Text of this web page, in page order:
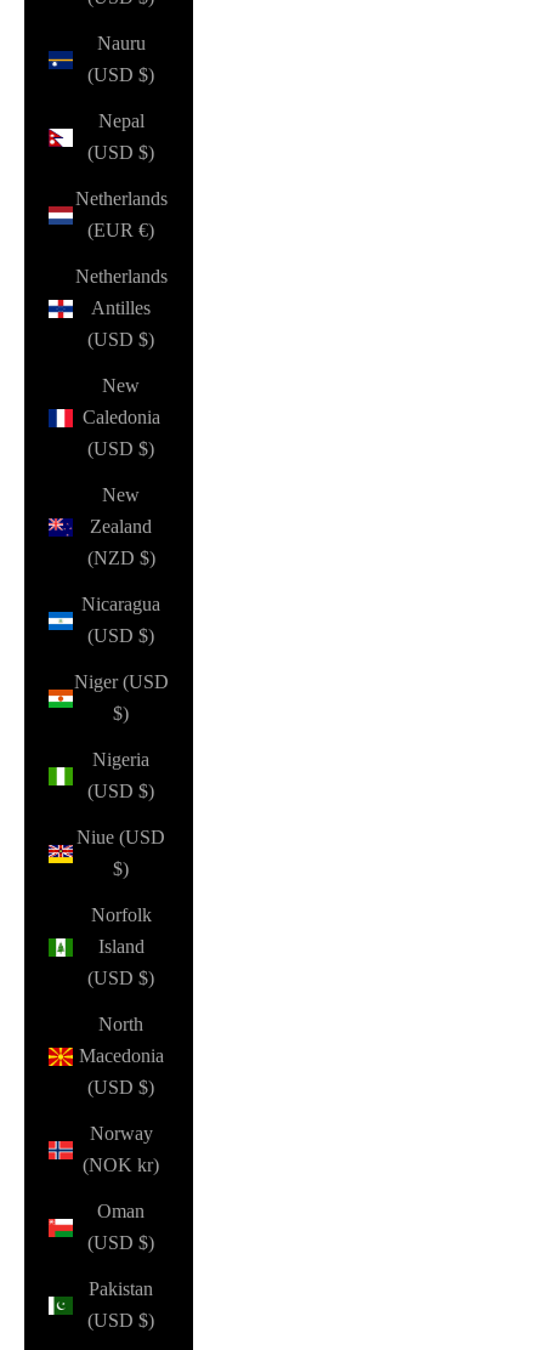
Nauru
(USD $)
Nepal
(USD $)
Netherlands
(EUR €)
Netherlands
Antilles
(USD $)
New
Caledonia
(USD $)
New
Zealand
(NZD $)
Nicaragua
(USD $)
Niger (USD
$)
Nigeria
(USD $)
Niue (USD
$)
Norfolk
Island
(USD $)
North
Macedonia
(USD $)
Norway
(NOK kr)
Oman
(USD $)
Pakistan
(USD $)